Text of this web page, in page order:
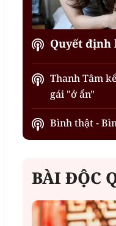
Quyết định
Thanh Tâm
gái "ở ẩn"
Bình thật -
BÀI ĐỘC